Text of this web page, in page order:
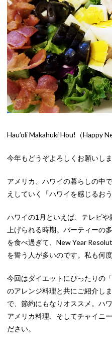
Hau’oli Makahuki Hou!（Happy
今年もどうぞよろしくお願いしま
アメリカ、ハワイの暮らしの中
えしていく「ハワイを感じるおう
ハワイの1月といえば、テレビ
上げられる時期。パーティーの
を食べ過ぎて、New Year
を誓う人が多いのです。私も何
今回はダイエットにぴったりの
のアレンジ料理と共にご紹介し
で、節約にもなりオススメ。ハ
アメリカ料理、そしてチャイニ
ださい。